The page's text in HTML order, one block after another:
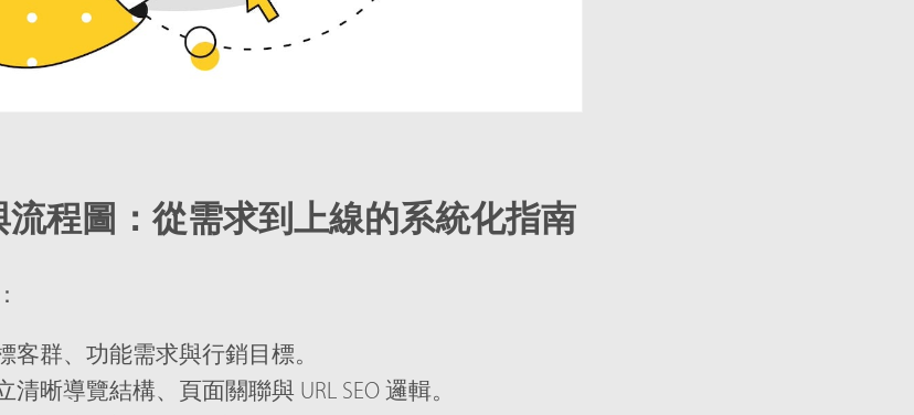
程圖：從需求到上線的系統化指南
客群、功能需求與行銷目標。
清晰導覽結構、頁面關聯與 URL SEO 邏輯。